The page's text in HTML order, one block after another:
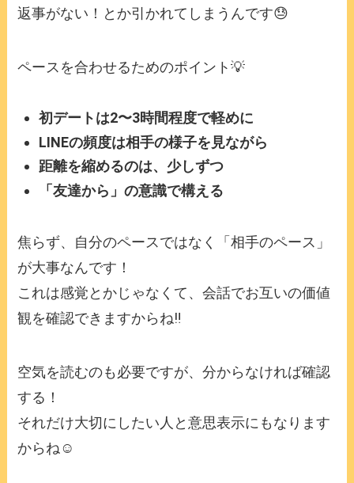
返事がない！とか引かれてしまうんです😓
ペースを合わせるためのポイント💡
初デートは2〜3時間程度で軽めに
LINEの頻度は相手の様子を見ながら
距離を縮めるのは、少しずつ
「友達から」の意識で構える
焦らず、自分のペースではなく「相手のペース」
が大事なんです！
これは感覚とかじゃなくて、会話でお互いの価値
観を確認できますからね‼️
空気を読むのも必要ですが、分からなければ確認
する！
それだけ大切にしたい人と意思表示にもなります
からね☺️